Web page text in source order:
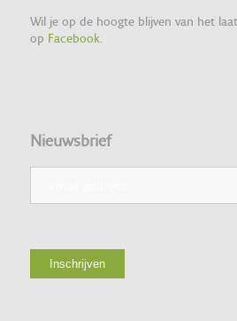
Wil je op de hoogte blijven van het
op Facebook.
Nieuwsbrief